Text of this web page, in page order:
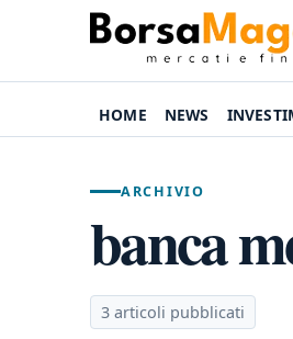
HOME NEWS
ARCHIVIO
banca
3 articoli pubblicati